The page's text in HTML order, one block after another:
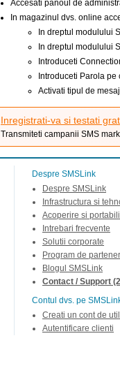
Accesati panoul de
In magazinul dvs. online
In dreptul modulului
In dreptul modulului
Introduceti
Introduceti Parola
Activati tipul de
Inregistrati-va si testati
Transmiteti campanii SMS
Despre SMSLink
Despre SMSLink
Infrastructura si
Acoperire si
Intrebari frecvente
Solutii corporate
Program de
Blogul SMSLink
Contact / Support
Contul dvs. pe
Creati un cont de
Autentificare clienti